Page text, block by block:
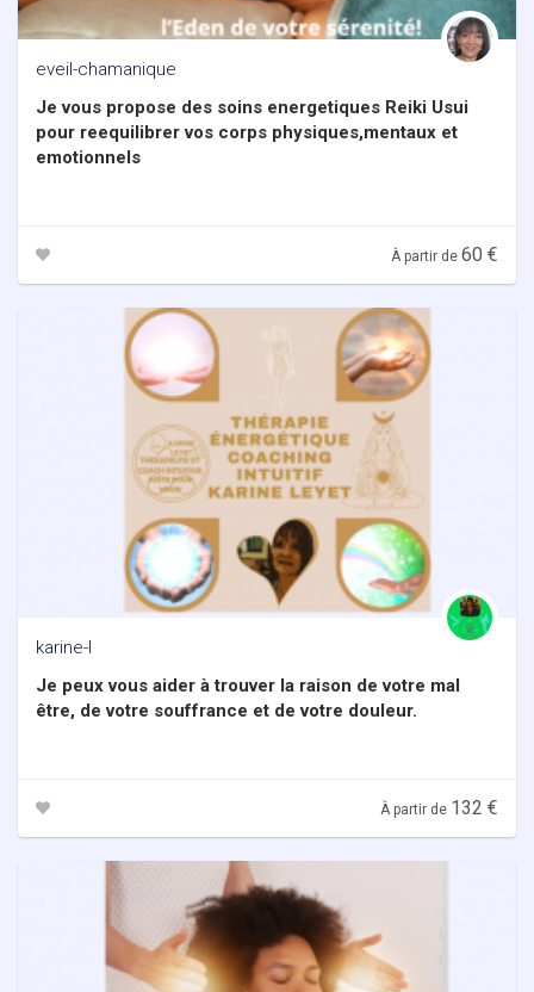
eveil-chamanique
Je vous propose des soins energetiques Reiki Usui
pour reequilibrer vos corps physiques,mentaux et
emotionnels
À partir de 60 €
karine-l
Je peux vous aider à trouver la raison de votre mal
être, de votre souffrance et de votre douleur.
À partir de 132 €